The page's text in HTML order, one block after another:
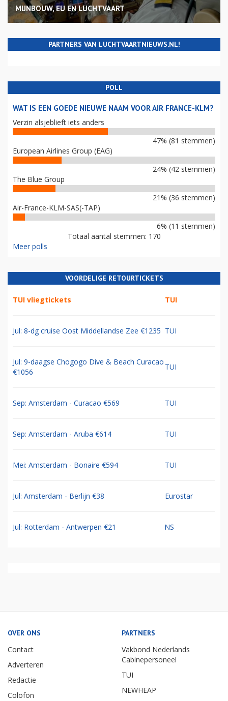
MIJNBOUW, EU EN LUCHTVAART
PARTNERS VAN LUCHTVAARTNIEUWS.NL!
POLL
WAT IS EEN GOEDE NIEUWE NAAM VOOR AIR FRANCE-KLM?
Verzin alsjeblieft iets anders
47% (81 stemmen)
European Airlines Group (EAG)
24% (42 stemmen)
The Blue Group
21% (36 stemmen)
Air-France-KLM-SAS(-TAP)
6% (11 stemmen)
Totaal aantal stemmen: 170
Meer polls
VOORDELIGE RETOURTICKETS
TUI vliegtickets TUI
Jul: 8-dg cruise Oost Middellandse Zee €1235 TUI
Jul: 9-daagse Chogogo Dive & Beach Curacao
€1056
TUI
Sep: Amsterdam - Curacao €569 TUI
Sep: Amsterdam - Aruba €614 TUI
Mei: Amsterdam - Bonaire €594 TUI
Jul: Amsterdam - Berlijn €38 Eurostar
Jul: Rotterdam - Antwerpen €21 NS
OVER ONS
Contact
Adverteren
Redactie
Colofon
PARTNERS
Vakbond Nederlands
Cabinepersoneel
TUI
NEWHEAP